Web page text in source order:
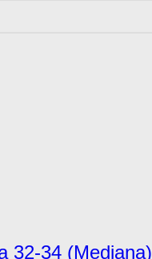
32-34 (Mediana)